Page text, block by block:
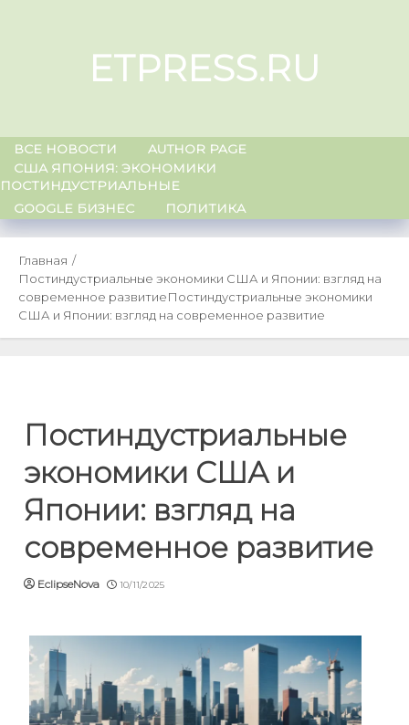
ETPRESS.RU
ВСЕ НОВОСТИ
AUTHOR PAGE
США ЯПОНИЯ: ЭКОНОМИКИ
ПОСТИНДУСТРИАЛЬНЫЕ
GOOGLE БИЗНЕС
ПОЛИТИКА
Главная
Постиндустриальные экономики США и Японии: взгляд на
современное развитиеПостиндустриальные экономики
США и Японии: взгляд на современное развитие
Постиндустриальные
экономики США и
Японии: взгляд на
современное развитие
EclipseNova 10/11/2025